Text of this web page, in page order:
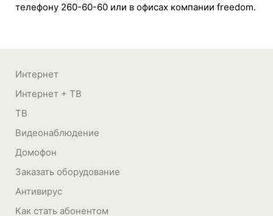
телефону 260-60-60 или в офисах компании freedom.
Интернет
Интернет + ТВ
ТВ
Видеонаблюдение
Домофон
Заказать оборудование
Антивирус
Как стать абонентом